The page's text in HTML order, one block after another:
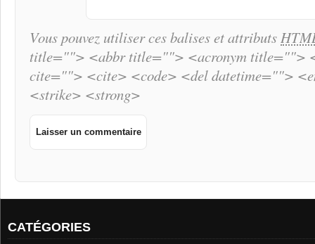
Vous pouvez utiliser ces balises et attributs
title=""> <abbr title=""> <acronym title="">
cite=""> <cite> <code> <del datetime="">
<strike> <strong>
CATÉGORIES